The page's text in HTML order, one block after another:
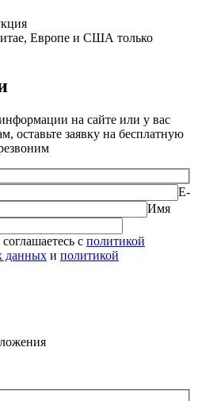
Европе и США только
на сайте или у вас
оставьте заявку на бесплатную
E-
Имя
с политикой
данных и политикой